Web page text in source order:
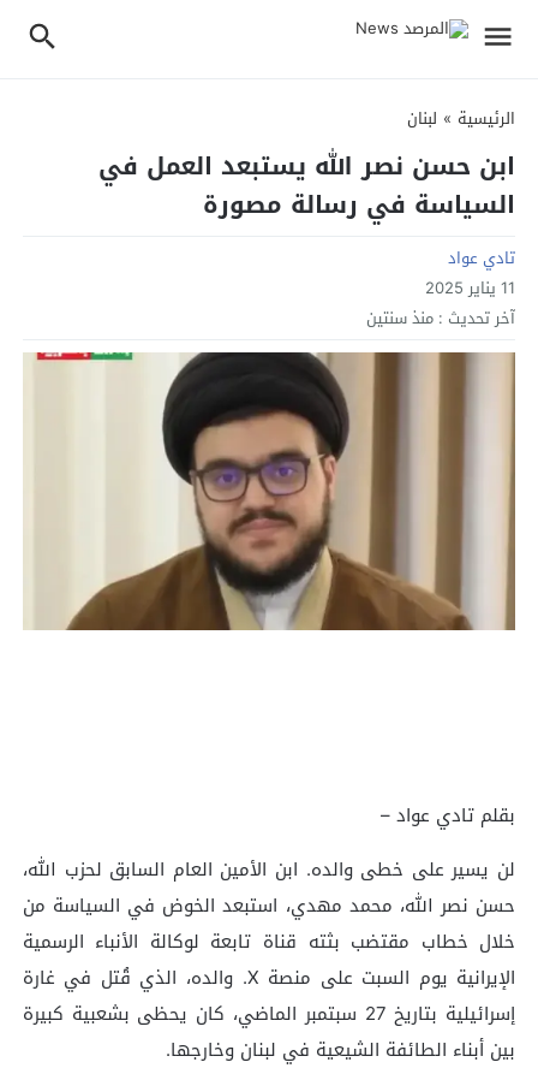
الرئيسية » لبنان
ابن حسن نصر الله يستبعد العمل في
السياسة في رسالة مصورة
تادي عواد
11 يناير 2025
آخر تحديث : منذ سنتين
بقلم تادي عواد –
لن يسير على خطى والده. ابن الأمين العام السابق لحزب الله،
حسن نصر الله، محمد مهدي، استبعد الخوض في السياسة من
خلال خطاب مقتضب بثته قناة تابعة لوكالة الأنباء الرسمية
الإيرانية يوم السبت على منصة X. والده، الذي قُتل في غارة
إسرائيلية بتاريخ 27 سبتمبر الماضي، كان يحظى بشعبية كبيرة
بين أبناء الطائفة الشيعية في لبنان وخارجها.